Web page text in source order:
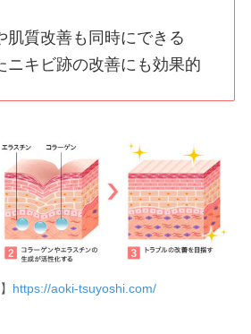
肌質改善も同時にできる
ニキビ跡の改善にも効果的
https://aoki-tsuyoshi.com/